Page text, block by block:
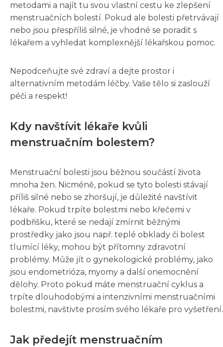
metodami a najít tu svou vlastní cestu ke zlepšení
menstruačních bolestí. Pokud ale bolesti přetrvávají
nebo jsou přespříliš silné, je vhodné se poradit s
lékařem a vyhledat komplexnější lékařskou pomoc.
Nepodceňujte své zdraví a dejte prostor i
alternativním metodám léčby. Vaše tělo si zaslouží
péči a respekt!
Kdy navštívit lékaře kvůli
menstruačním bolestem?
Menstruační bolesti jsou běžnou součástí života
mnoha žen. Nicméně, pokud se tyto bolesti stávají
příliš silné nebo se zhoršují, je důležité navštívit
lékaře. Pokud trpíte bolestmi nebo křečemi v
podbřišku, které se nedají zmírnit běžnými
prostředky jako jsou např. teplé obklady či bolest
tlumící léky, mohou být přítomny zdravotní
problémy. Může jít o gynekologické problémy, jako
jsou endometrióza, myomy a další onemocnění
dělohy. Proto pokud máte menstruační cyklus a
trpíte dlouhodobými a intenzivními menstruačními
bolestmi, navštivte prosím svého lékaře pro vyšetření.
Jak předejít menstruačním